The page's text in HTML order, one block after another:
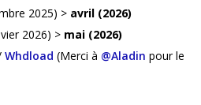
2025) > avril (2026)
2026) > mai (2026)
Whdload (Merci à @Aladin pour le